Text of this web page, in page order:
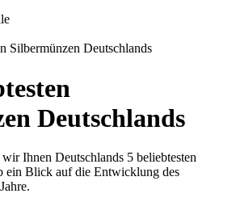
Silbermünzen Deutschlands
Deutschlands
Ihnen Deutschlands 5 beliebtesten
ein Blick auf die Entwicklung des